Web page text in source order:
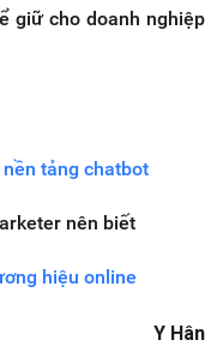
giữ cho doanh nghiệp
tảng chatbot
nên biết
hiệu online
Y Hân